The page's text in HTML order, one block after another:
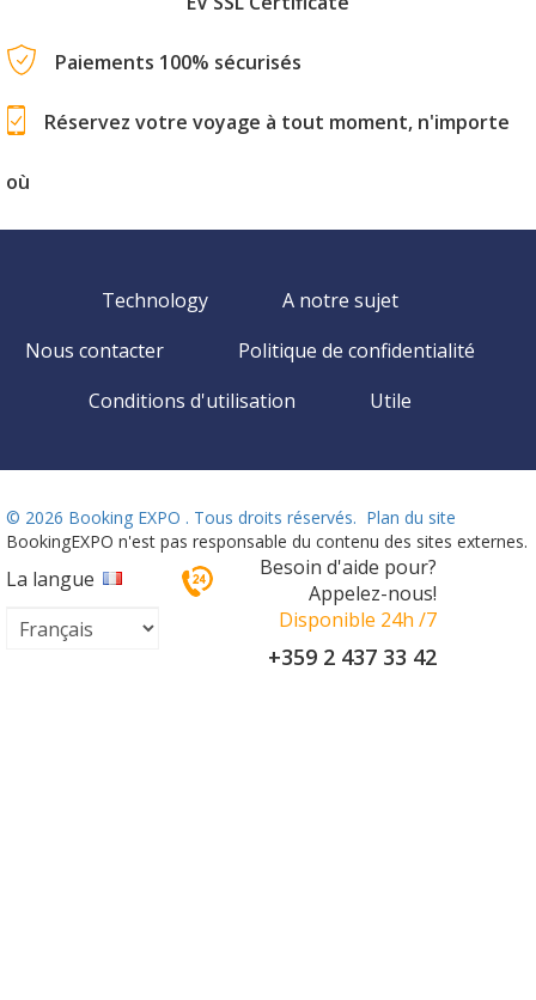
Paiements 100% sécurisés
Réservez votre voyage à tout moment, n'importe
où
Technology
A notre sujet
Nous contacter
Politique de confidentialité
Conditions d'utilisation
Utile
© 2026 Booking EXPO . Tous droits réservés. Plan du site
BookingEXPO n'est pas responsable du contenu des sites externes.
La langue
Besoin d'aide pour?
Appelez-nous!
Disponible 24h /7
+359 2 437 33 42